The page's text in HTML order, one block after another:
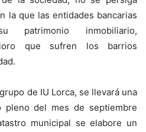
la que las entidades bancarias
patrimonio inmobiliario,
que sufren los barrios
de IU Lorca, se llevará una
pleno del mes de septiembre
municipal se elabore un